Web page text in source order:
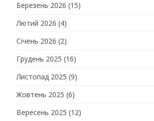
Березень 2026 (15)
Лютий 2026 (4)
Січень 2026 (2)
Грудень 2025 (16)
Листопад 2025 (9)
Жовтень 2025 (6)
Вересень 2025 (12)